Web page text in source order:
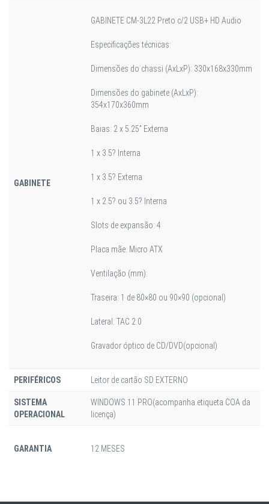
GABINETE
GABINETE CM-3L22 Preto c/2 USB+ HD Audio
Especificações técnicas:
Dimensões do chassi (AxLxP): 330x168x330mm
Dimensões do gabinete (AxLxP):
354x170x360mm
Baias: 2 x 5.25” Externa
1 x 3.5? Interna
1 x 3.5? Externa
1 x 2.5? ou 3.5? Interna
Slots de expansão: 4
Placa mãe: Micro ATX
Ventilação (mm):
Traseira: 1 de 80×80 ou 90×90 (opcional)
Lateral: TAC 2.0
Gravador óptico de CD/DVD(opcional)
PERIFÉRICOS Leitor de cartão SD EXTERNO
SISTEMA
OPERACIONAL
WINDOWS 11 PRO(acompanha etiqueta COA da
licença)
GARANTIA 12 MESES